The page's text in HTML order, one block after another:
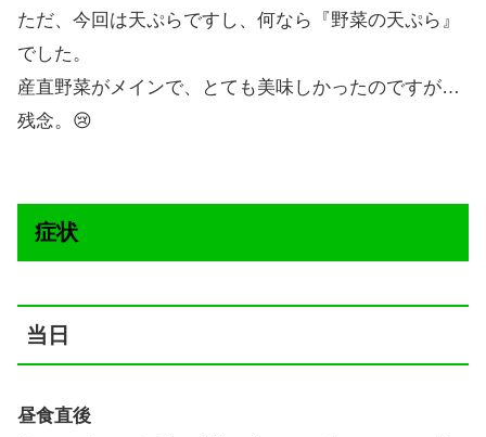
ただ、今回は天ぷらですし、何なら『野菜の天ぷら』
でした。
産直野菜がメインで、とても美味しかったのですが…
残念。😢
症状
当日
昼食直後